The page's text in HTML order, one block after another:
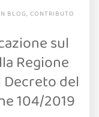
BLOG, CONTRIBUTO
sul
Regione
del
104/2019